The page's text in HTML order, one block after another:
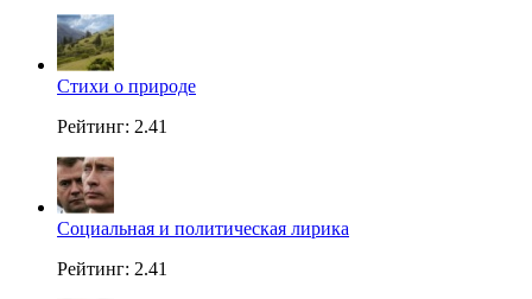
Стихи о природе
Рейтинг: 2.41
Социальная и политическая лирика
Рейтинг: 2.41